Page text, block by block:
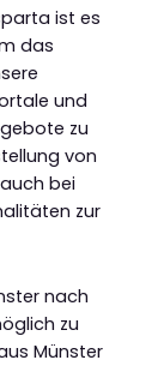
ist es
das
und
zu
von
bei
zur
nach
zu
Münster